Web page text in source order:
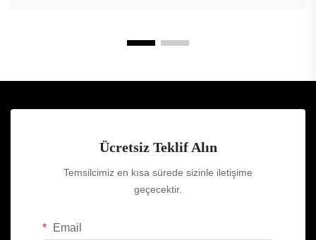
Ücretsiz Teklif Alın
Temsilcimiz en kısa sürede sizinle iletişime
geçecektir.
Email